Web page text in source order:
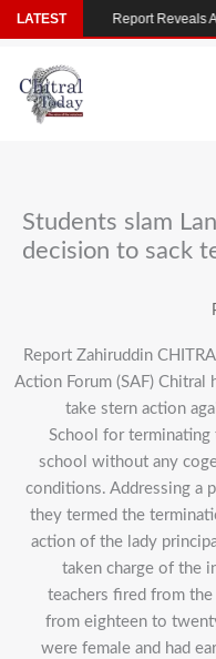
Skip
to
content
Students slam
decision to sack
Report Zahiruddin
Action Forum (SAF) Chitral
take stern action
School for terminating
school without any
conditions. Addressing a
they termed the
action of the lady
taken charge of the
teachers fired from
from eighteen to
were female and had
LATEST
Report Reveals Alarming